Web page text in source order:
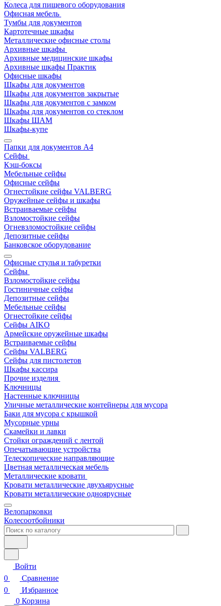
Колеса для пищевого оборудования
Офисная мебель
Тумбы для документов
Картотечные шкафы
Металлические офисные столы
Архивные шкафы
Архивные медицинские шкафы
Архивные шкафы Практик
Офисные шкафы
Шкафы для документов
Шкафы для документов закрытые
Шкафы для документов с замком
Шкафы для документов со стеклом
Шкафы ШАМ
Шкафы-купе
Папки для документов A4
Сейфы
Кэш-боксы
Мебельные сейфы
Офисные сейфы
Огнестойкие сейфы VALBERG
Оружейные сейфы и шкафы
Встраиваемые сейфы
Взломостойкие сейфы
Огневзломостойкие сейфы
Депозитные сейфы
Банковское оборудование
Офисные стулья и табуретки
Сейфы
Взломостойкие сейфы
Гостиничные сейфы
Депозитные сейфы
Мебельные сейфы
Огнестойкие сейфы
Сейфы AIKO
Армейские оружейные шкафы
Встраиваемые сейфы
Сейфы VALBERG
Сейфы для пистолетов
Шкафы кассира
Прочие изделия
Ключницы
Настенные ключницы
Уличные металлические контейнеры для мусора
Баки для мусора с крышкой
Мусорные урны
Скамейки и лавки
Стойки ограждений с лентой
Опечатывающие устройства
Телескопические направляющие
Цветная металлическая мебель
Металлические кровати
Кровати металлические двухъярусные
Кровати металлические одноярусные
Велопарковки
Колесоотбойники
Войти
0
Сравнение
0
Избранное
0 Корзина